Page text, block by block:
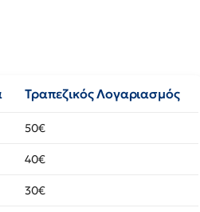
Τραπεζικός Λογαριασμός
50€
40€
30€